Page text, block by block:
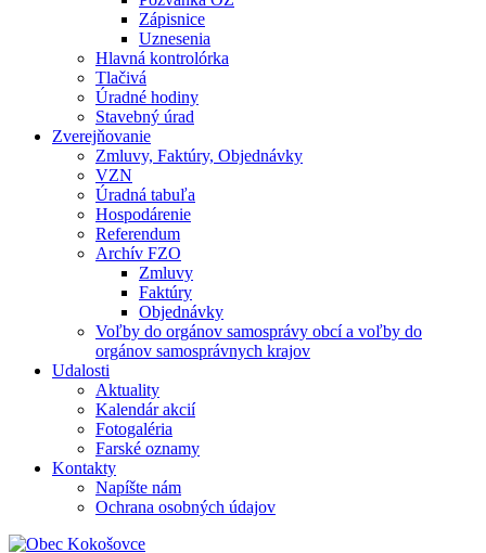
Zápisnice
Uznesenia
Hlavná kontrolórka
Tlačivá
Úradné hodiny
Stavebný úrad
Zverejňovanie
Zmluvy, Faktúry, Objednávky
VZN
Úradná tabuľa
Hospodárenie
Referendum
Archív FZO
Zmluvy
Faktúry
Objednávky
Voľby do orgánov samosprávy obcí a voľby do
orgánov samosprávnych krajov
Udalosti
Aktuality
Kalendár akcií
Fotogaléria
Farské oznamy
Kontakty
Napíšte nám
Ochrana osobných údajov